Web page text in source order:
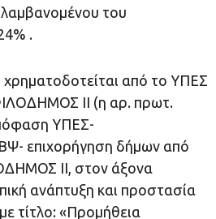
του
.
από το ΥΠΕΣ
ΙΙ (η αρ. πρωτ.
ΥΠΕΣ-
επιχορήγηση δήμων από
ΙΙ, στον άξονα
ανάπτυξη και προστασία
τίτλο: «Προμήθεια